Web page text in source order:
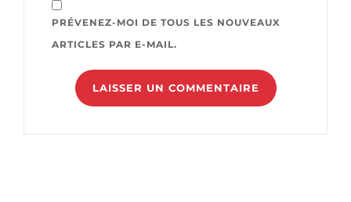
PRÉVENEZ-MOI DE TOUS LES NOUVEAUX
ARTICLES PAR E-MAIL.